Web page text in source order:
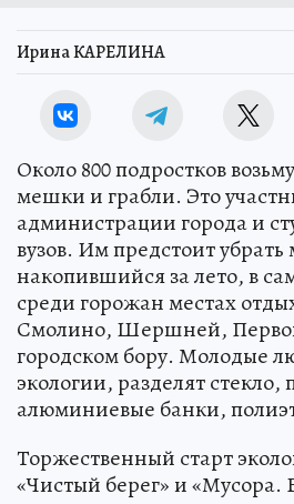
Ирина КАРЕЛИНА
Около 800 подростков
мешки и грабли. Это
администрации города и
вузов. Им предстоит убрать
накопившийся за лето, в
среди горожан местах
Смолино, Шершней,
городском бору. Молодые
экологии, разделят стекло,
алюминиевые банки,
Торжественный старт
«Чистый берег» и «Мусора.